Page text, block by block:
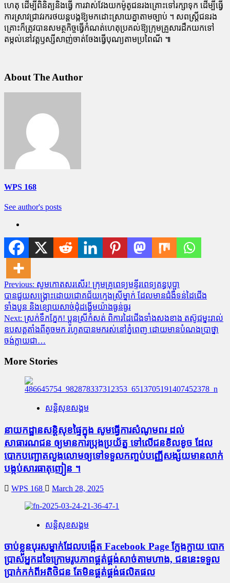
ហេតុ ដើម្បីពិនិត្យនិងធ្វើ ការវាស់វែងយកម៉ូតូជនរងគ្រោះទៅរក្សាទុក ដើម្បីធ្វើ
ការស្រាវជ្រាវរករថយន្តបង្កឱ្យមកដោះស្រាយគ្នាតាមច្បាប់ ។ សពស្ត្រីជនរង
គ្រោះក៏ត្រូវបានសមត្ថកិច្ចធ្វើកំណត់ហេតុប្រគល់ឱ្យក្រុមគ្រួសារដឹកយកទៅ
តម្កល់នៅវត្តឫស្សីសាញ់ចាត់ចែងធ្វើបុណ្យតាមប្រពៃណី ៕
About The Author
WPS 168
See author's posts
Post
navigation
Previous: សូមកោតសរសើរ! ក្រុមគ្រូពេទ្យមន្ទីរពេទ្យគន្ធបុប្ផា
បានជួយសង្គ្រោះដោយជោគជ័យក្មេងស្រីម្នាក់ ដែលមានជំងឺទន់ដៃជើង
ទាំងបួន និងខ្សោយសាច់ដុំដង្ហើមយ៉ាងធ្ងន់ធ្ងរ
Next: ស្រក់ទឹកភ្នែក! ប្អូនស្រីកំសត់ ពិការដៃជើងទាំងសងខាង តស៊ូជម្នះរាល់
ឧបសគ្គតាំងពីតូចមក រហូតបានមករស់នៅភ្នំពេញ ដោយមានបំណងប្រាថ្នា
ចង់ក្លាយជា…
More Stories
សន្តិសុខសង្គម
នាយកដ្ឋានសន្តិសុខផ្ទៃក្នុង សូមធ្វើការសំណូមពរ ដល់
សាធារណជន ឲ្យមានការប្រុងប្រយ័ត្ន ទៅលើជនខិលខូច ដែល
បោកបញ្ឆោតលួងលោមឲ្យទៅទទួលកញ្ចប់បញ្ញើសង្ស័យមានលាក់
បង្កប់សារធាតុញៀន ។
WPS 168 March 28, 2025
សន្តិសុខសង្គម
ចាប់ខ្លួនបុរសម្នាក់ដែលបង្កើត Facebook Page ក្លែងក្លាយ បោក
ប្រាស់អ្នកដទៃក្រោមរូបភាពផ្គត់ផ្គង់សាច់តាមហាង, ជននេះទទួល
ប្រាក់កក់ពីអតិថិជន តែមិនផ្គត់ផ្គង់ផលិតផល